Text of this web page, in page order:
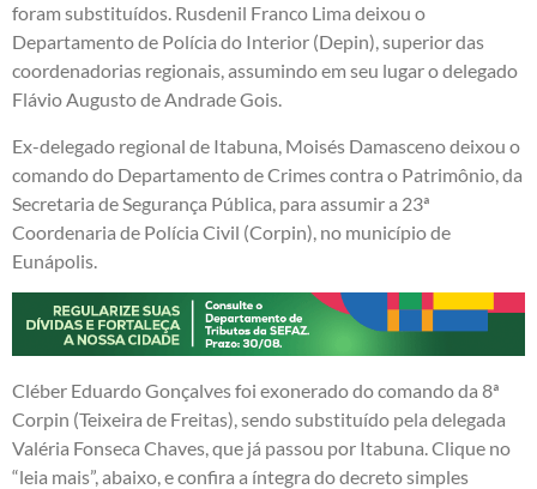
foram substituídos. Rusdenil Franco Lima deixou o
Departamento de Polícia do Interior (Depin), superior das
coordenadorias regionais, assumindo em seu lugar o delegado
Flávio Augusto de Andrade Gois.
Ex-delegado regional de Itabuna, Moisés Damasceno deixou o
comando do Departamento de Crimes contra o Patrimônio, da
Secretaria de Segurança Pública, para assumir a 23ª
Coordenaria de Polícia Civil (Corpin), no município de
Eunápolis.
Cléber Eduardo Gonçalves foi exonerado do comando da 8ª
Corpin (Teixeira de Freitas), sendo substituído pela delegada
Valéria Fonseca Chaves, que já passou por Itabuna. Clique no
“leia mais”, abaixo, e confira a íntegra do decreto simples